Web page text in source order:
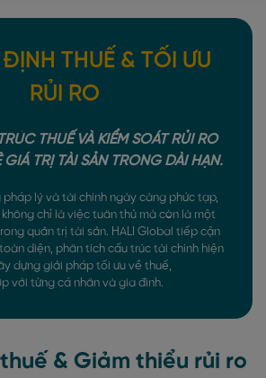
THUẾ & TỐI ƯU
RỦI RO
THUẾ VÀ KIỂM SOÁT RỦI RO
GIÁ TRỊ TÀI SẢN TRONG DÀI HẠN.
pháp lý và tài chính ngày càng phức tạp,
chỉ là việc tuân thủ mà còn là một
quản trị tài sản. HALI Global tiếp cận
diện, phân tích cấu trúc tài chính hiện
dựng giải pháp tối ưu về thuế,
với từng cá nhân và gia đình.
& Giảm thiểu rủi ro